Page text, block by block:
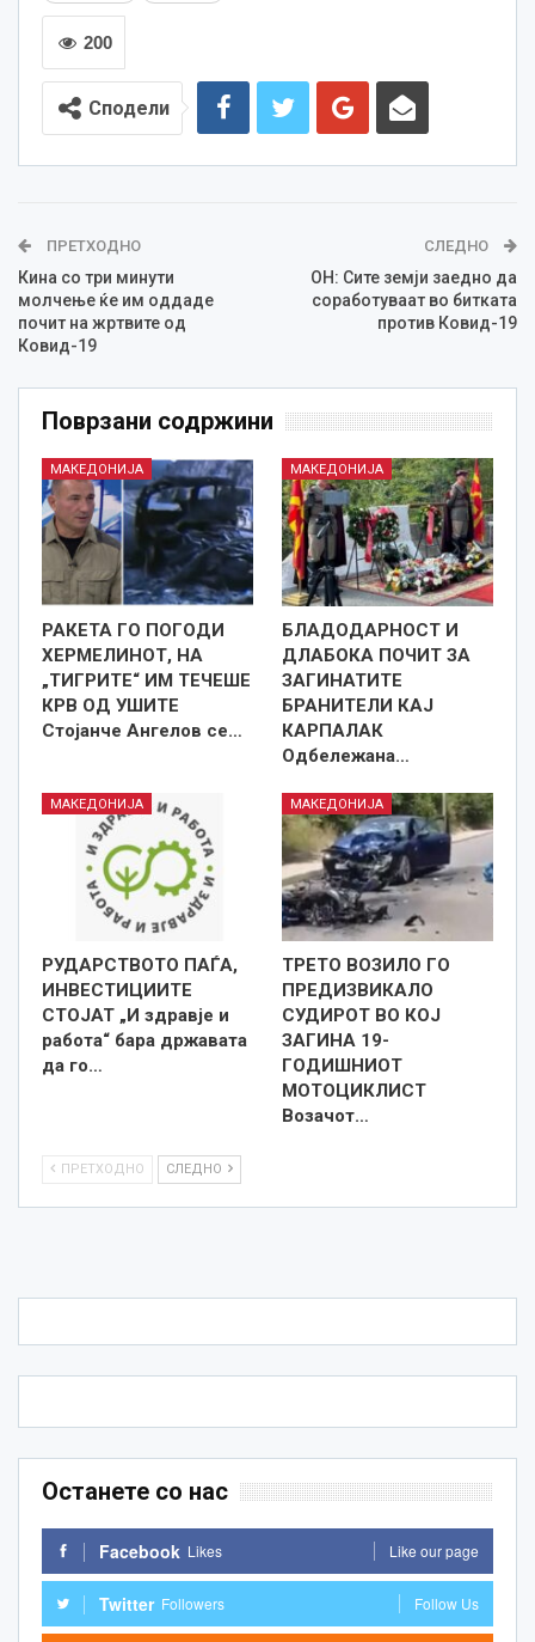
200
Сподели
ПРЕТХОДНО
Кина со три минути
молчење ќе им оддаде
почит на жртвите од
Ковид-19
СЛЕДНО
ОН: Сите земји заедно да
соработуваат во битката
против Ковид-19
Поврзани содржини
МАКЕДОНИЈА
РАКЕТА ГО ПОГОДИ
ХЕРМЕЛИНОТ, НА
„ТИГРИТЕ“ ИМ ТЕЧЕШЕ
КРВ ОД УШИТЕ
Стојанче Ангелов се…
МАКЕДОНИЈА
БЛАДОДАРНОСТ И
ДЛАБОКА ПОЧИТ ЗА
ЗАГИНАТИТЕ
БРАНИТЕЛИ КАЈ
КАРПАЛАК
Одбележана…
МАКЕДОНИЈА
РУДАРСТВОТО ПАЃА,
ИНВЕСТИЦИИТЕ
СТОЈАТ „И здравје и
работа“ бара државата
да го…
МАКЕДОНИЈА
ТРЕТО ВОЗИЛО ГО
ПРЕДИЗВИКАЛО
СУДИРОТ ВО КОЈ
ЗАГИНА 19-
ГОДИШНИОТ
МОТОЦИКЛИСТ
Возачот…
ПРЕТХОДНО СЛЕДНО
Останете со нас
Facebook Likes Like our page
Twitter Followers Follow Us